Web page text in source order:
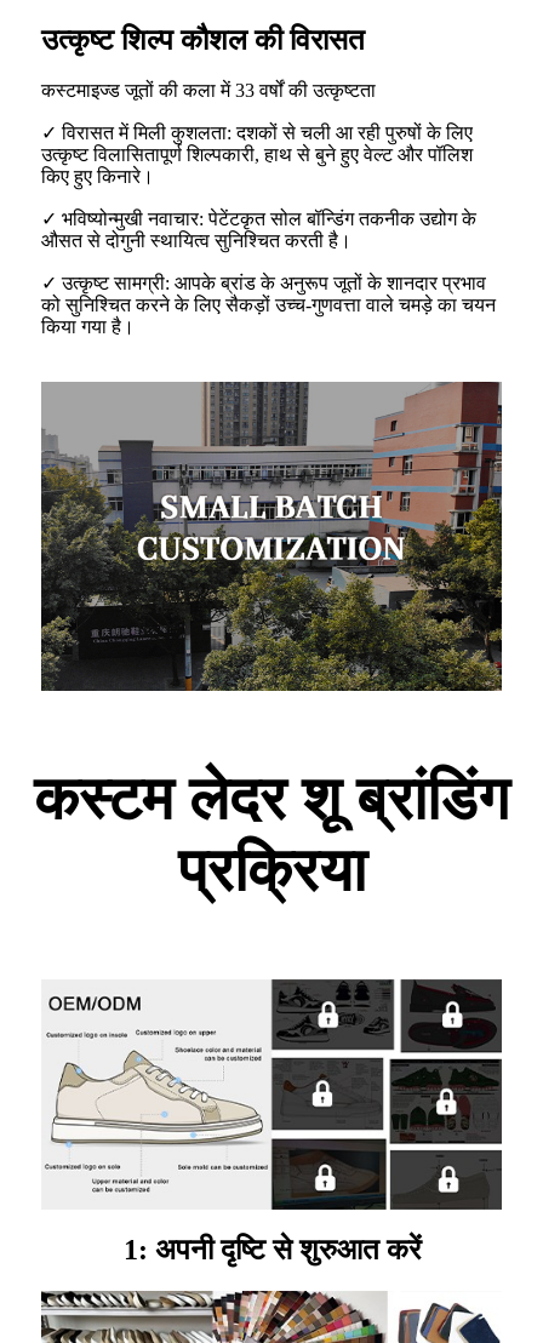
उत्कृष्ट शिल्प कौशल की विरासत
कस्टमाइज्ड जूतों की कला में 33 वर्षों की उत्कृष्टता
✓ विरासत में मिली कुशलता: दशकों से चली आ रही पुरुषों के लिए
उत्कृष्ट विलासितापूर्ण शिल्पकारी, हाथ से बुने हुए वेल्ट और पॉलिश
किए हुए किनारे।
✓ भविष्योन्मुखी नवाचार: पेटेंटकृत सोल बॉन्डिंग तकनीक उद्योग के
औसत से दोगुनी स्थायित्व सुनिश्चित करती है।
✓ उत्कृष्ट सामग्री: आपके ब्रांड के अनुरूप जूतों के शानदार प्रभाव
को सुनिश्चित करने के लिए सैकड़ों उच्च-गुणवत्ता वाले चमड़े का चयन
किया गया है।
कस्टम लेदर शू ब्रांडिंग
प्रक्रिया
1: अपनी दृष्टि से शुरुआत करें